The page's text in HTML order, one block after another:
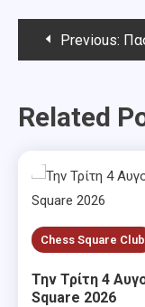
PostPrevious: Πασχαλινό Παιδικό –
Related
Chess Square Club
Την Τρίτη 4
Square 2026